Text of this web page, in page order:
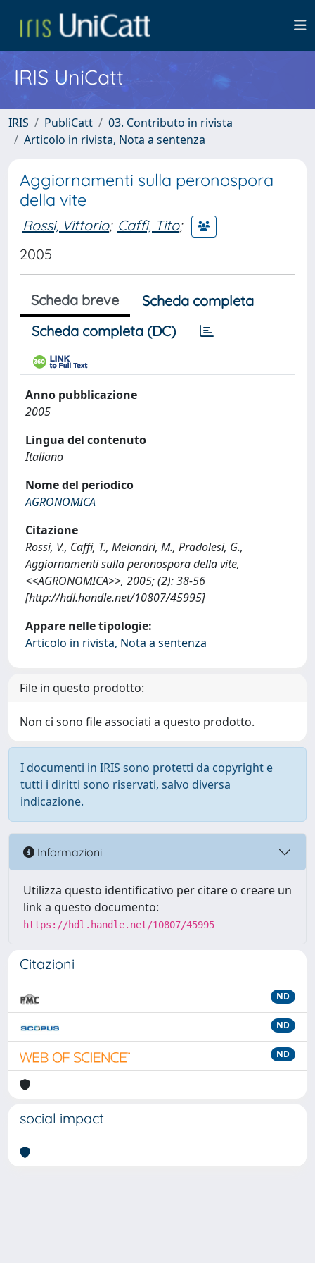
IRIS UniCatt
IRIS PubliCatt
03. Contributo in rivista
Articolo in rivista, Nota a sentenza
Aggiornamenti sulla peronospora
della vite
Rossi, Vittorio; Caffi, Tito;
2005
Scheda breve
Scheda completa
Scheda completa (DC)
Anno pubblicazione
2005
Lingua del contenuto
Italiano
Nome del periodico
AGRONOMICA
Citazione
Rossi, V., Caffi, T., Melandri, M., Pradolesi, G.,
Aggiornamenti sulla peronospora della vite,
<<AGRONOMICA>>, 2005; (2): 38-56
[http://hdl.handle.net/10807/45995]
Appare nelle tipologie:
Articolo in rivista, Nota a sentenza
File in questo prodotto:
Non ci sono file associati a questo prodotto.
I documenti in IRIS sono protetti da copyright e
tutti i diritti sono riservati, salvo diversa
indicazione.
Informazioni
Utilizza questo identificativo per citare o creare un
link a questo documento:
https://hdl.handle.net/10807/45995
Citazioni
ND
ND
ND
social impact